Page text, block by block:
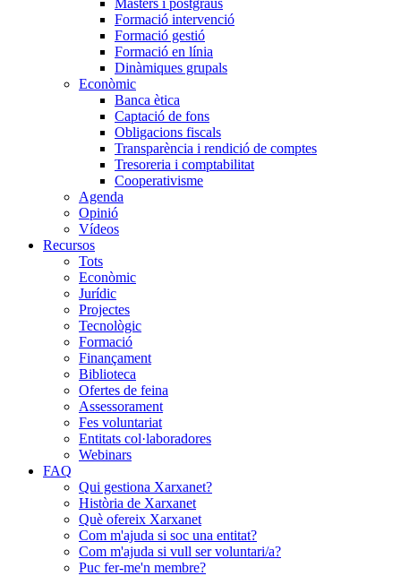
Màsters i postgraus
Formació intervenció
Formació gestió
Formació en línia
Dinàmiques grupals
Econòmic
Banca ètica
Captació de fons
Obligacions fiscals
Transparència i rendició de comptes
Tresoreria i comptabilitat
Cooperativisme
Agenda
Opinió
Vídeos
Recursos
Tots
Econòmic
Jurídic
Projectes
Tecnològic
Formació
Finançament
Biblioteca
Ofertes de feina
Assessorament
Fes voluntariat
Entitats col·laboradores
Webinars
FAQ
Qui gestiona Xarxanet?
Història de Xarxanet
Què ofereix Xarxanet
Com m'ajuda si soc una entitat?
Com m'ajuda si vull ser voluntari/a?
Puc fer-me'n membre?